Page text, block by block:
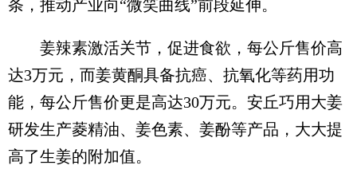
条，推动产业向“微笑曲线”前段延伸。
姜辣素激活关节，促进食欲，每公斤售价高
达3万元，而姜黄酮具备抗癌、抗氧化等药用功
能，每公斤售价更是高达30万元。安丘巧用大姜
研发生产菱精油、姜色素、姜酚等产品，大大提
高了生姜的附加值。